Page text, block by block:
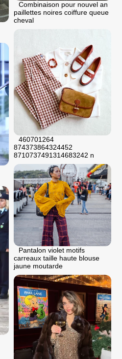
Combinaison pour nouvel an
paillettes noires coiffure queue
cheval
460701264
874373864324452
8710737491314683242 n
Pantalon violet motifs
carreaux taille haute blouse
jaune moutarde